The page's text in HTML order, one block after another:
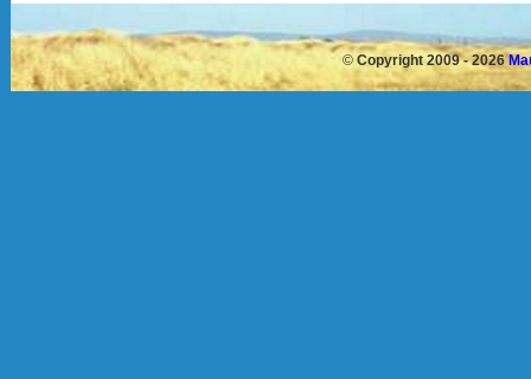
© Copyright 2009 - 2026